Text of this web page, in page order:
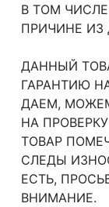
В ТОМ
ПРИЧИНЕ ИЗ
ДАННЫЙ
ГАРАНТИЮ
ДАЕМ,
НА
ТОВАР
СЛЕДЫ
ЕСТЬ,
ВНИМАНИЕ.